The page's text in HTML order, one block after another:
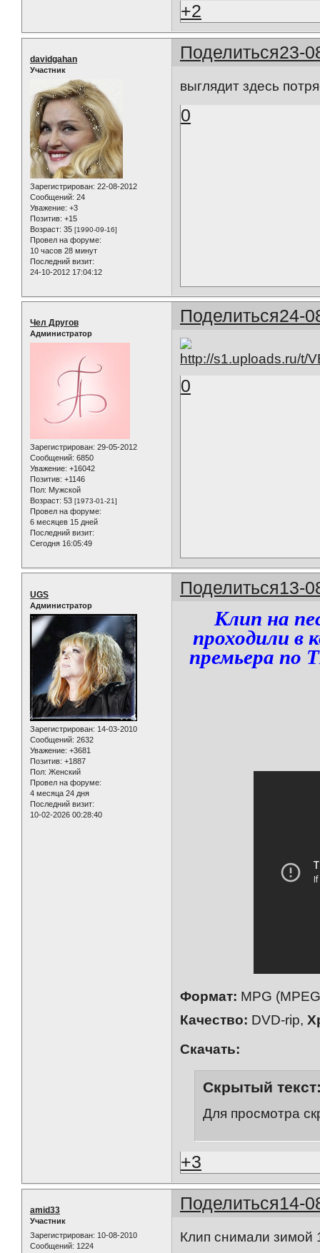
+2
Поделиться23-
davidgahan
Участник
Зарегистрирован: 22-08-2012
Сообщений: 24
Уважение: +3
Позитив: +15
Возраст: 35 [1990-09-16]
Провел на форуме:
10 часов 28 минут
Последний визит:
24-10-2012 17:04:12
выглядит здесь
0
Поделиться24-
Чел Другов
Администратор
Зарегистрирован: 29-05-2012
Сообщений: 6850
Уважение: +16042
Позитив: +1146
Пол: Мужской
Возраст: 53 [1973-01-21]
Провел на форуме:
6 месяцев 15 дней
Последний визит:
Сегодня 16:05:49
0
Поделиться13-
UGS
Администратор
Зарегистрирован: 14-03-2010
Сообщений: 2632
Уважение: +3681
Позитив: +1887
Пол: Женский
Провел на форуме:
4 месяца 24 дня
Последний визит:
10-02-2026 00:28:40
Клип на
проходили в
премьера по
Формат: MPG
Качество: DVD-rip,
Скачать:
Скрытый
Для просмотра
+3
Поделиться14-
amid33
Участник
Зарегистрирован: 10-08-2010
Сообщений: 1224
Клип снимали зимой